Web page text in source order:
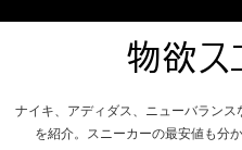
ナイキ、アディダス、ニューバラン
を紹介。スニーカーの最安値も分